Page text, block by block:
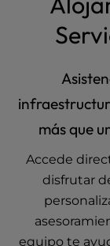
más que
Accede
disfrutar
equipo te